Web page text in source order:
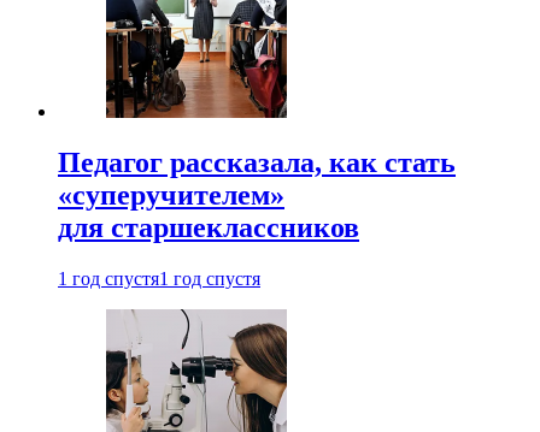
Педагог рассказала, как стать
«суперучителем»
для старшеклассников
1 год спустя1 год спустя